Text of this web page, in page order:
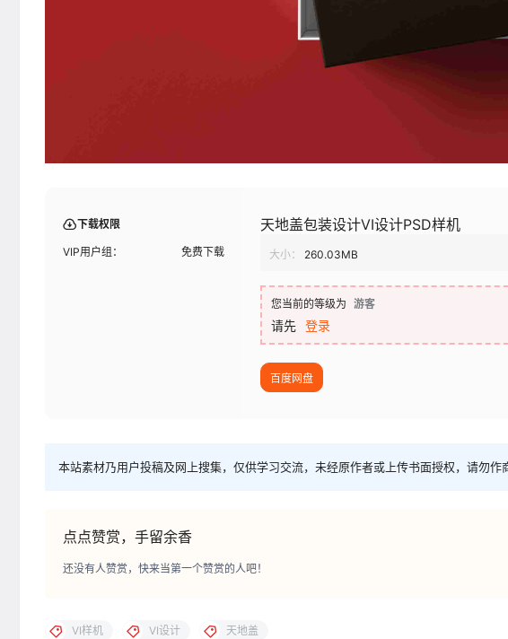
下载权限
VIP用户组： 免费下载
天地盖包装设计VI设计PSD样机
大小： 260.03MB
您当前的等级为 游客
请先 登录
百度网盘
本站素材乃用户投稿及网上搜集，仅供学习交流，未经原作者或上传书面授权，请勿作
点点赞赏，手留余香
还没有人赞赏，快来当第一个赞赏的人吧！
VI样机 VI设计 天地盖